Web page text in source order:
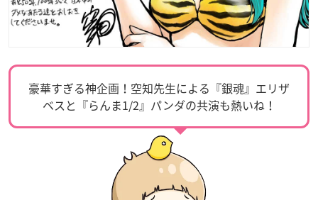
豪華すぎる神企画！空知先生による『銀魂』エリザ
ベスと『らんま1/2』パンダの共演も熱いね！